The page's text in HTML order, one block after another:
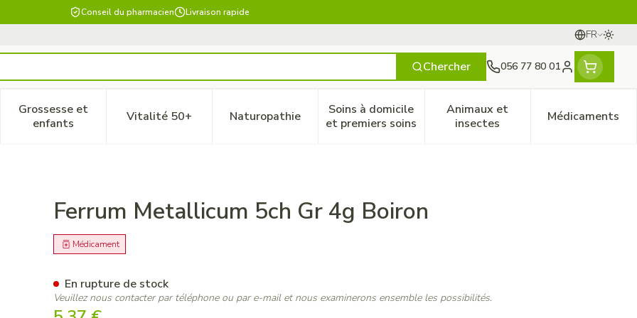
Conseil du pharmacien Livraison rapide
FR
Langues
Chercher 056 77 80 01
Menu client
Beauté, soins et hygiène
menu pour la catégorie Régime, alimentation & vitamines
Grossesse et
enfantsAfficher le sous-menu pour la catégorie Grossesse et enfants
Vitalité 50+Afficher le sous-menu pour la catégorie Vitalité 50+
NaturopathieAfficher le sous-menu pour la catégorie Naturopathie
Soins à domicile
et premiers soinsAfficher le sous-menu pour la catégorie Soins à
Animaux et
insectesAfficher le sous-menu pour
Médicaments
Afficher
BoironFerrum Metallicum 5ch Gr 4g Boiron
Médicament
En rupture de stock
Veuillez nous contacter par téléphone ou par e-mail et nous examinerons ensemble les possibilités.